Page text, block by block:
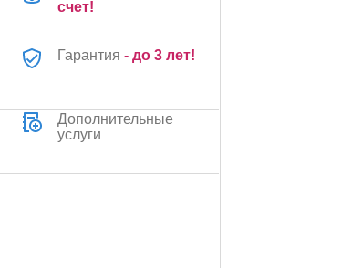
счет!
Гарантия - до 3 лет!
Дополнительные
услуги